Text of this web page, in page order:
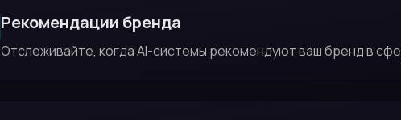
Рекомендации бренда
Отслеживайте, когда AI-системы рекомендуют ваш бренд в